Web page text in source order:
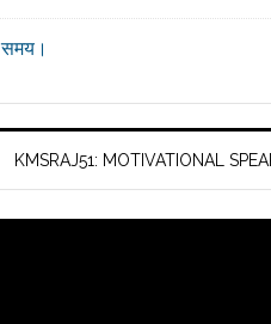
समय।
KMSRAJ51: MOTIVATIONAL